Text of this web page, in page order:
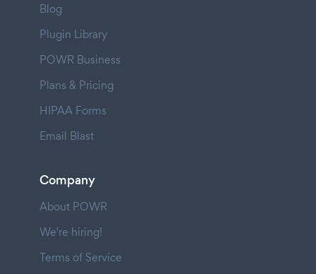
Blog
Plugin Library
POWR Business
Plans & Pricing
HIPAA Forms
Email Blast
Company
About POWR
We're hiring!
Terms of Service